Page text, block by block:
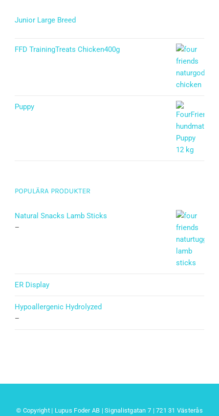
Junior Large Breed
5.00av 5
FFD TrainingTreats Chicken400g
Puppy
POPULÄRA PRODUKTER
Natural Snacks Lamb Sticks
–
ER Display
Hypoallergenic Hydrolyzed
–
© Copyright | Lupus Foder AB | Signalistgatan 7 | 721 31 Västerås